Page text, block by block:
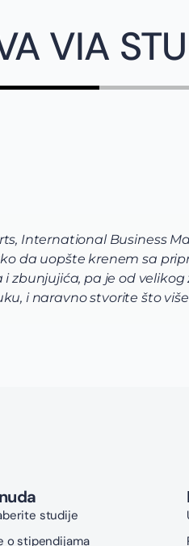
VIA
International Business
da uopšte krenem sa
pa je od
i naravno stvorite što
studije
o stipendijama